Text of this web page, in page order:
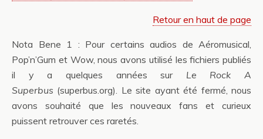
Retour en haut de page
Nota Bene 1 : Pour certains audios de Aéromusical,
Pop’n’Gum et Wow, nous avons utilisé les fichiers publiés
il y a quelques années sur Le Rock A
Superbus (superbus.org). Le site ayant été fermé, nous
avons souhaité que les nouveaux fans et curieux
puissent retrouver ces raretés.